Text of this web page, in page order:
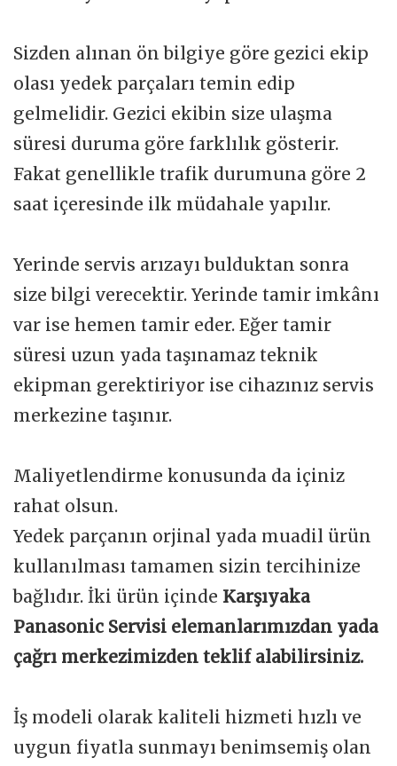
Sizden alınan ön bilgiye göre gezici ekip
olası yedek parçaları temin edip
gelmelidir. Gezici ekibin size ulaşma
süresi duruma göre farklılık gösterir.
Fakat genellikle trafik durumuna göre 2
saat içeresinde ilk müdahale yapılır.
Yerinde servis arızayı bulduktan sonra
size bilgi verecektir. Yerinde tamir imkânı
var ise hemen tamir eder. Eğer tamir
süresi uzun yada taşınamaz teknik
ekipman gerektiriyor ise cihazınız servis
merkezine taşınır.
Maliyetlendirme konusunda da içiniz
rahat olsun.
Yedek parçanın orjinal yada muadil ürün
kullanılması tamamen sizin tercihinize
bağlıdır. İki ürün içinde Karşıyaka
Panasonic Servisi elemanlarımızdan yada
çağrı merkezimizden teklif alabilirsiniz.
İş modeli olarak kaliteli hizmeti hızlı ve
uygun fiyatla sunmayı benimsemiş olan